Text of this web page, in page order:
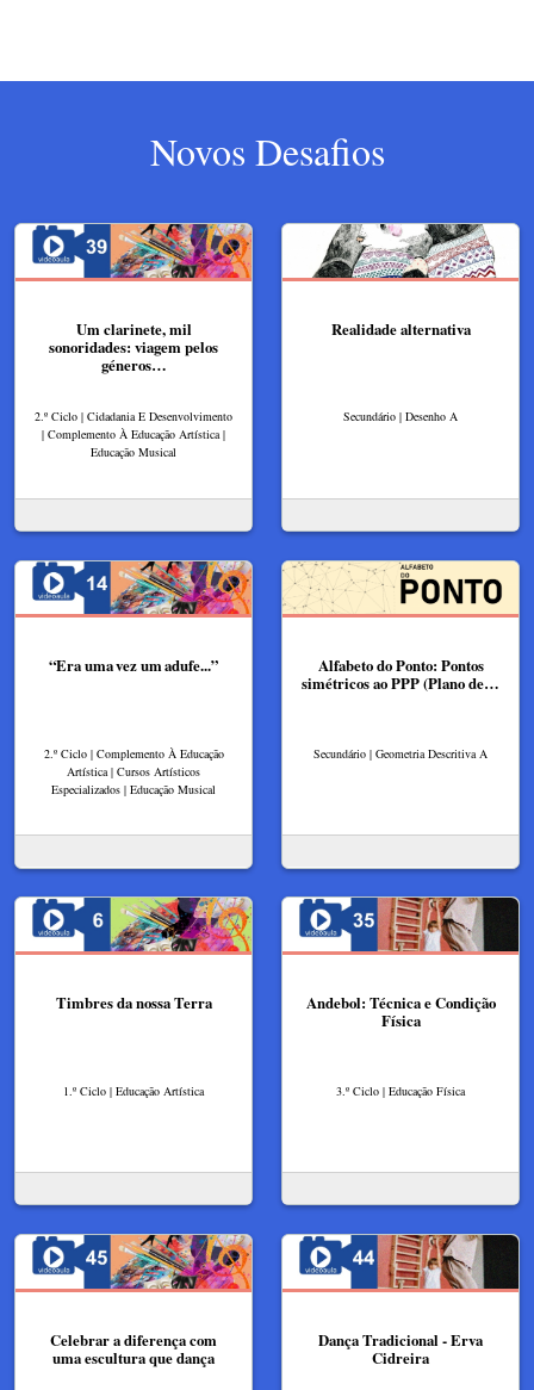
Novos Desafios
Um clarinete, mil
sonoridades: viagem pelos
géneros…
2.º Ciclo | Cidadania E Desenvolvimento
| Complemento À Educação Artística |
Educação Musical
Realidade alternativa
Secundário | Desenho A
“Era uma vez um adufe...”
2.º Ciclo | Complemento À Educação
Artística | Cursos Artísticos
Especializados | Educação Musical
Alfabeto do Ponto: Pontos
simétricos ao PPP (Plano de…
Secundário | Geometria Descritiva A
Timbres da nossa Terra
1.º Ciclo | Educação Artística
Andebol: Técnica e Condição
Física
3.º Ciclo | Educação Física
Celebrar a diferença com
uma escultura que dança
Dança Tradicional - Erva
Cidreira